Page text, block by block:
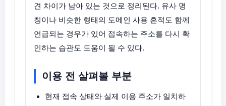
견 차이가 남아 있는 것으로 정리된다. 유사 명
칭이나 비슷한 형태의 도메인 사용 흔적도 함께
언급되는 경우가 있어 접속하는 주소를 다시 확
인하는 습관도 도움이 될 수 있다.
이용 전 살펴볼 부분
현재 접속 상태와 실제 이용 주소가 일치하